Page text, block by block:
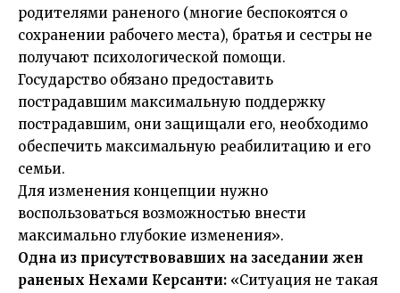
родителями раненого (многие беспокоятся о
сохранении рабочего места), братья и сестры не
получают психологической помощи.
Государство обязано предоставить
пострадавшим максимальную поддержку
пострадавшим, они защищали его, необходимо
обеспечить максимальную реабилитацию и его
семьи.
Для изменения концепции нужно
воспользоваться возможностью внести
максимально глубокие изменения».
Одна из присутствовавших на заседании жен
раненых Нехами Керсанти: «Ситуация не такая